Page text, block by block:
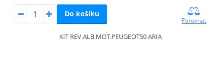
Do košíku
Porovnat
KIT REV.ALB.MOT.PEUGEOT50 ARIA